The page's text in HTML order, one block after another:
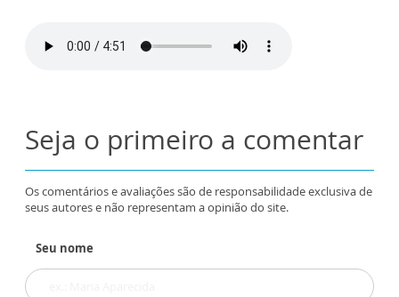
Seja o primeiro a comentar
Os comentários e avaliações são de responsabilidade exclusiva de
seus autores e não representam a opinião do site.
Seu nome